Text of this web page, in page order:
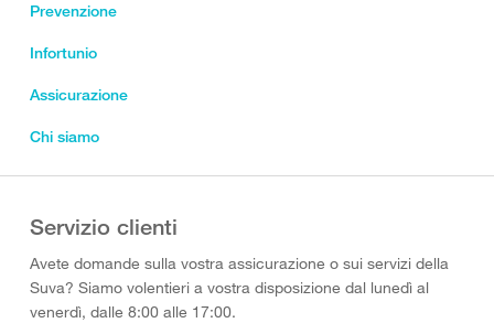
Prevenzione
Infortunio
Assicurazione
Chi siamo
Servizio clienti
Avete domande sulla vostra assicurazione o sui servizi della
Suva? Siamo volentieri a vostra disposizione dal lunedì al
venerdì, dalle 8:00 alle 17:00.